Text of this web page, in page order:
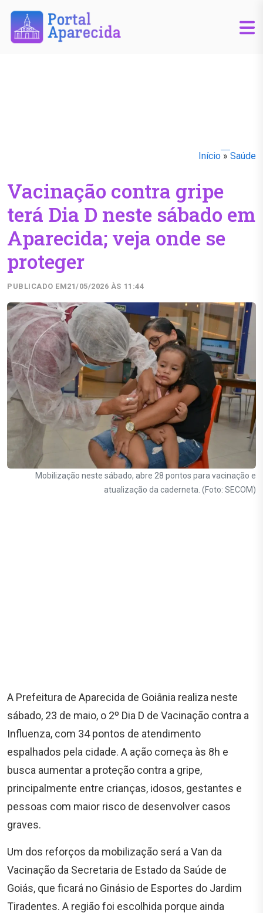
Início » Saúde
Vacinação contra gripe
terá Dia D neste sábado em
Aparecida; veja onde se
proteger
PUBLICADO EM21/05/2026 ÀS 11:44
Mobilização neste sábado, abre 28 pontos para vacinação e
atualização da caderneta. (Foto: SECOM)
A Prefeitura de Aparecida de Goiânia realiza neste
sábado, 23 de maio, o 2º Dia D de Vacinação contra a
Influenza, com 34 pontos de atendimento
espalhados pela cidade. A ação começa às 8h e
busca aumentar a proteção contra a gripe,
principalmente entre crianças, idosos, gestantes e
pessoas com maior risco de desenvolver casos
graves.
Um dos reforços da mobilização será a Van da
Vacinação da Secretaria de Estado da Saúde de
Goiás, que ficará no Ginásio de Esportes do Jardim
Tiradentes. A região foi escolhida porque ainda